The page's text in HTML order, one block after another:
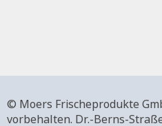
© Moers Frischeprodukte
vorbehalten. Dr.-Berns-